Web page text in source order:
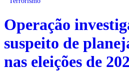
Operação
suspeito de
nas eleições de